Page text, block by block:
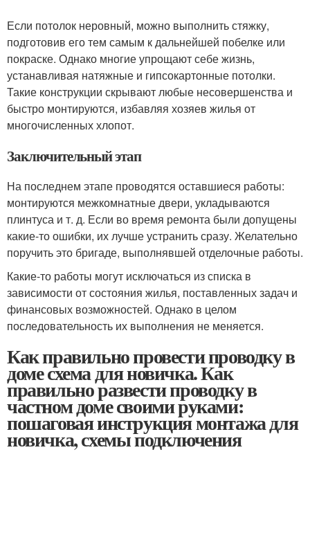
Если потолок неровный, можно выполнить стяжку,
подготовив его тем самым к дальнейшей побелке или
покраске. Однако многие упрощают себе жизнь,
устанавливая натяжные и гипсокартонные потолки.
Такие конструкции скрывают любые несовершенства и
быстро монтируются, избавляя хозяев жилья от
многочисленных хлопот.
Заключительный этап
На последнем этапе проводятся оставшиеся работы:
монтируются межкомнатные двери, укладываются
плинтуса и т. д. Если во время ремонта были допущены
какие-то ошибки, их лучше устранить сразу. Желательно
поручить это бригаде, выполнявшей отделочные работы.
Какие-то работы могут исключаться из списка в
зависимости от состояния жилья, поставленных задач и
финансовых возможностей. Однако в целом
последовательность их выполнения не меняется.
Как правильно провести проводку в
доме схема для новичка. Как
правильно развести проводку в
частном доме своими руками:
пошаговая инструкция монтажа для
новичка, схемы подключения